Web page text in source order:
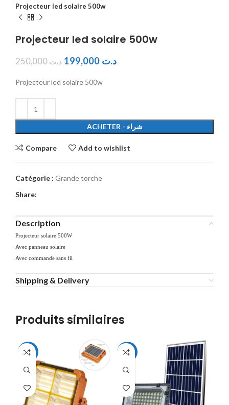
Projecteur led solaire 500w
Projecteur led solaire 500w
د.ت250,000 د.ت
Projecteur led solaire 500w
ACHETER - شراء
Compare Add to wishlist
Catégorie : Grande torche
Share:
Description
Projecteur solaire 500W
Avec panneau solaire
Avec commande sans fil
Shipping & Delivery
Produits similaires
-39% -16%